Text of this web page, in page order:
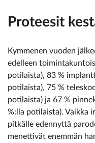
Proteesit
Kymmenen vuoden
edelleen
potilaista), 83 %
potilaista), 75 %
potilaista) ja 67 %
%:lla potilaista). Vaikka
pitkälle edennyttä
menettivät enemmän